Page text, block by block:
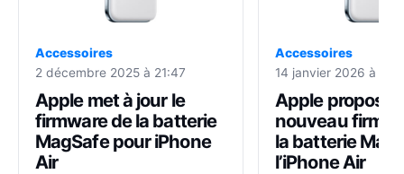
Accessoires
2 décembre 2025 à 21:47
Apple met à jour le
firmware de la batterie
MagSafe pour iPhone
Air
Accessoires
14 janvier 2026 à
Apple propose
nouveau
la batterie
l’iPhone Air